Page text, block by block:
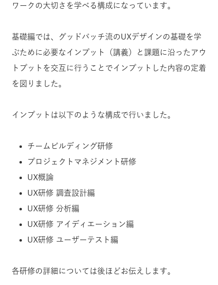
ワークの大切さを学べる構成になっています。
基礎編では、グッドパッチ流のUXデザインの基礎を学
ぶために必要なインプット（講義）と課題に沿ったアウ
トプットを交互に行うことでインプットした内容の定着
を図りました。
インプットは以下のような構成で行いました。
チームビルディング研修
プロジェクトマネジメント研修
UX概論
UX研修 調査設計編
UX研修 分析編
UX研修 アイディエーション編
UX研修 ユーザーテスト編
各研修の詳細については後ほどお伝えします。